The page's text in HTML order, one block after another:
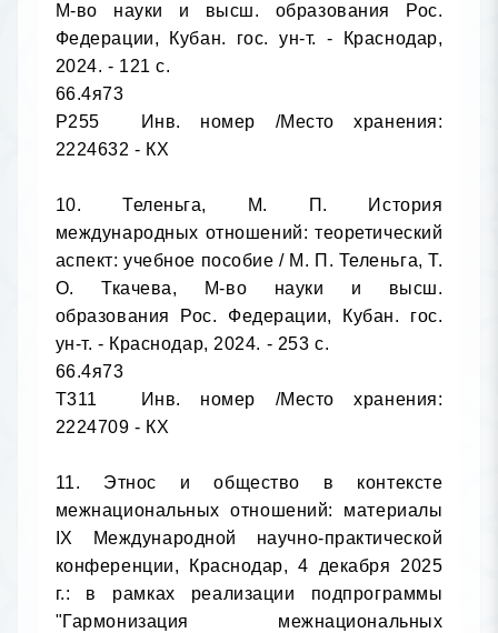
М-во науки и высш. образования Рос.
Федерации, Кубан. гос. ун-т. - Краснодар,
2024. - 121 с.
66.4я73
Р255	Инв. номер /Место хранения:
2224632 - КХ
10. Теленьга, М. П. История
международных отношений: теоретический
аспект: учебное пособие / М. П. Теленьга, Т.
О. Ткачева, М-во науки и высш.
образования Рос. Федерации, Кубан. гос.
ун-т. - Краснодар, 2024. - 253 с.
66.4я73
Т311	Инв. номер /Место хранения:
2224709 - КХ
11. Этнос и общество в контексте
межнациональных отношений: материалы
IX Международной научно-практической
конференции, Краснодар, 4 декабря 2025
г.: в рамках реализации подпрограммы
"Гармонизация межнациональных